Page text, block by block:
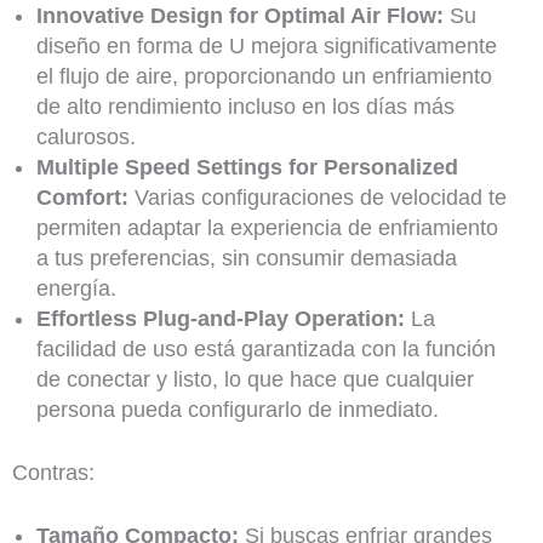
Innovative Design for Optimal Air Flow: Su
diseño en forma de U mejora significativamente
el flujo de aire, proporcionando un enfriamiento
de alto rendimiento incluso en los días más
calurosos.
Multiple Speed Settings for Personalized
Comfort: Varias configuraciones de velocidad te
permiten adaptar la experiencia de enfriamiento
a tus preferencias, sin consumir demasiada
energía.
Effortless Plug-and-Play Operation: La
facilidad de uso está garantizada con la función
de conectar y listo, lo que hace que cualquier
persona pueda configurarlo de inmediato.
Contras:
Tamaño Compacto: Si buscas enfriar grandes